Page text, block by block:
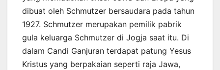
dibuat oleh Schmutzer bersaudara pada tahun
1927. Schmutzer merupakan pemilik pabrik
gula keluarga Schmutzer di Jogja saat itu. Di
dalam Candi Ganjuran terdapat patung Yesus
Kristus yang berpakaian seperti raja Jawa,